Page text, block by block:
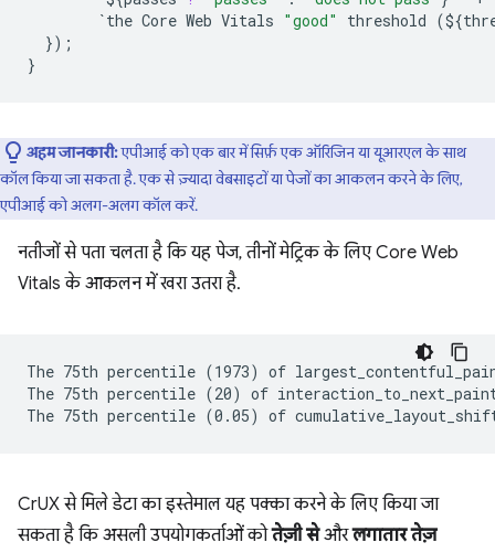
`the Core Web Vitals "good" threshold (${
});
}
अहम जानकारी:एपीआई को एक बार में सिर्फ़ एक ऑरिजिन या यूआरएल के साथ
कॉल किया जा सकता है. एक से ज़्यादा वेबसाइटों या पेजों का आकलन करने के लिए,
एपीआई को अलग-अलग कॉल करें.
नतीजों से पता चलता है कि यह पेज, तीनों मेट्रिक के लिए Core Web
Vitals के आकलन में खरा उतरा है.
The 75th percentile (1973) of
The 75th percentile (20) of
CrUX से मिले डेटा का इस्तेमाल यह पक्का करने के लिए किया जा
सकता है कि असली उपयोगकर्ताओं कोतेज़ी सेऔरलगातार तेज़